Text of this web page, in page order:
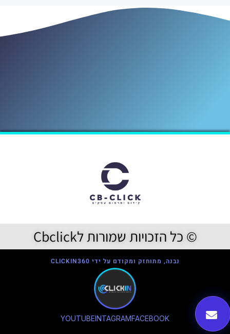
© כל הזכויות שמורות לCbclick
נבנה, מתוחזק ומקודם על ידי CLICKIN360
FACEBOOK
INTAGRAM
YOUTUBE